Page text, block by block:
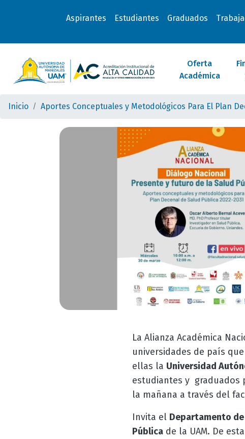
Aspirantes Estudiantes Graduados
Oferta
Académica
Inicio Aportes Conceptuales y Metodológicos Para El Plan
La Alianza Académica
universidades de país
ellas la Universidad
estudiantes y graduados
la mañana a través del
Invita el Departamento de
Públicade la UAM. De